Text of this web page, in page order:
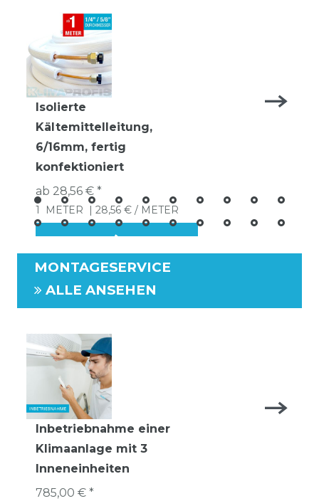
Isolierte
Kältemittelleitung,
6/16mm, fertig
konfektioniert
ab 28,56 € *
1 METER | 28,56 € / METER
MONTAGESERVICE
ALLE ANSEHEN
Inbetriebnahme einer
Klimaanlage mit 3
Inneneinheiten
785,00 € *